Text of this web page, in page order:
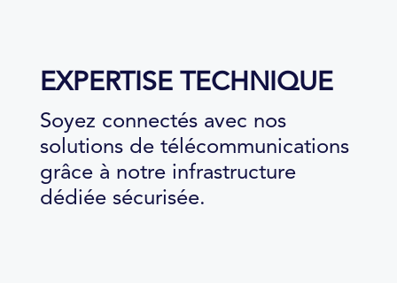
EXPERTISE TECHNIQUE
Soyez connectés avec nos
solutions de télécommunications
grâce à notre infrastructure
dédiée sécurisée.